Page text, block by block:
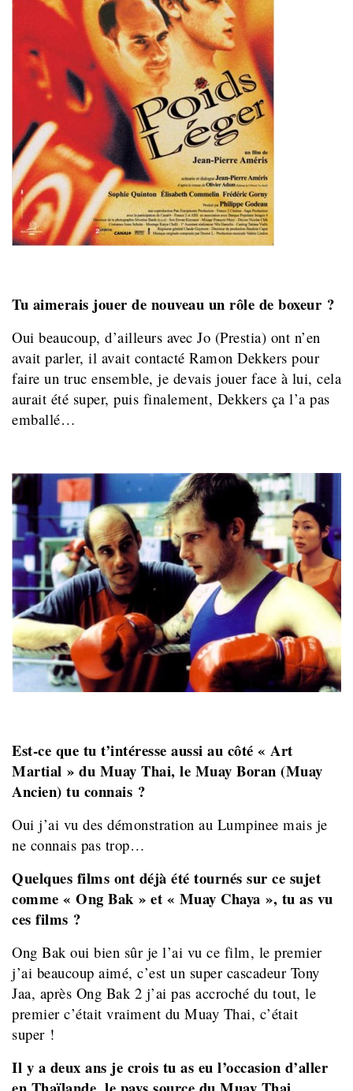
Tu aimerais jouer de nouveau un rôle de boxeur ?
Oui beaucoup, d’ailleurs avec Jo (Prestia) ont n’en
avait parler, il avait contacté Ramon Dekkers pour
faire un truc ensemble, je devais jouer face à lui, cela
aurait été super, puis finalement, Dekkers ça l’a pas
emballé…
Est-ce que tu t’intéresse aussi au côté « Art
Martial » du Muay Thai, le Muay Boran (Muay
Ancien) tu connais ?
Oui j’ai vu des démonstration au Lumpinee mais je
ne connais pas trop…
Quelques films ont déjà été tournés sur ce sujet
comme « Ong Bak » et « Muay Chaya », tu as vu
ces films ?
Ong Bak oui bien sûr je l’ai vu ce film, le premier
j’ai beaucoup aimé, c’est un super cascadeur Tony
Jaa, après Ong Bak 2 j’ai pas accroché du tout, le
premier c’était vraiment du Muay Thai, c’était
super !
Il y a deux ans je crois tu as eu l’occasion d’aller